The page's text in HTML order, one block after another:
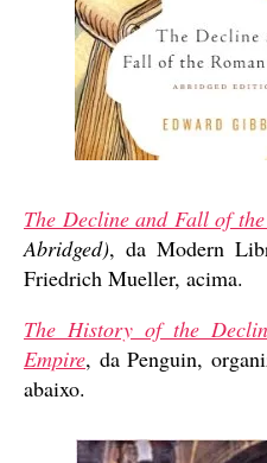
The Decline and Fall of
Abridged), da Modern
Friedrich Mueller, acima.
The History of the
Empire, da Penguin,
abaixo.